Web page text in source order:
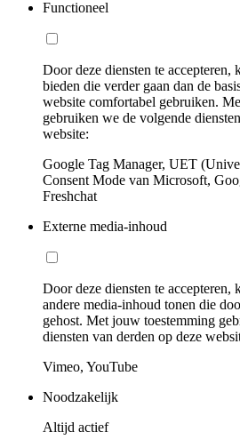
Functioneel
Door deze diensten te accepteren,
bieden die verder gaan dan de
website comfortabel gebruiken.
gebruiken we de volgende
website:
Google Tag Manager, UET
Consent Mode van Microsoft,
Freshchat
Externe media-inhoud
Door deze diensten te accepteren,
andere media-inhoud tonen die
gehost. Met jouw toestemming
diensten van derden op deze
Vimeo, YouTube
Noodzakelijk
Altijd actief